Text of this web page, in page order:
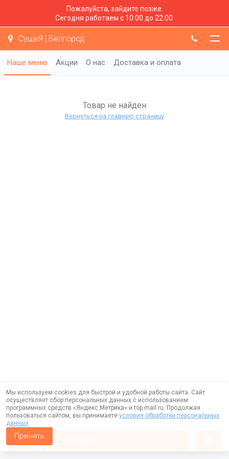
Пожалуйста, зайдите позже.
Сегодня работаем с 10:00 до 22:00.
СушиЯ | Белгород
Наше меню Акции О нас Доставка и оплата
Товар не найден
Вернуться на главную страницу
Мы используем cookies для быстрой и удобной работы сайта. Сайт
осуществляет сбор персональных данных с использованием
программных средств «Яндекс.Метрика» и top.mail.ru. Продолжая
пользоваться сайтом, вы принимаете условия обработки персональных
данных
Принять